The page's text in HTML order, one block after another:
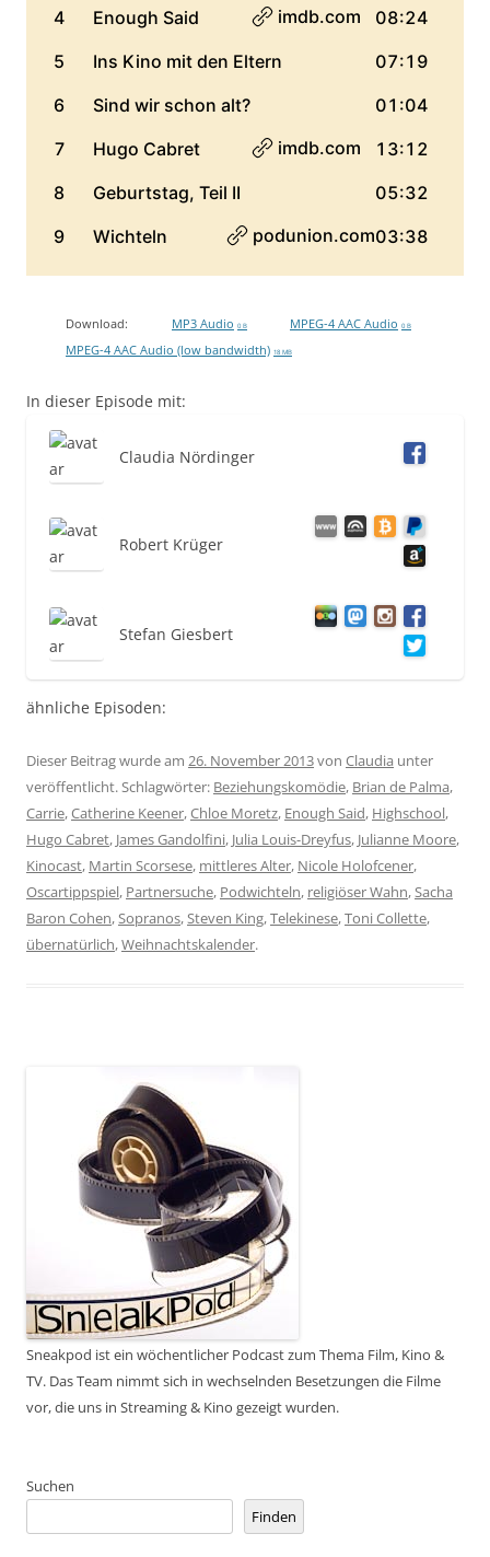
Download: MP3 Audio 0 B MPEG-4 AAC Audio 0 B
MPEG-4 AAC Audio (low bandwidth) 18 MB
In dieser Episode mit:
Claudia Nördinger
Robert Krüger
Stefan Giesbert
ähnliche Episoden:
Dieser Beitrag wurde am 26. November 2013von Claudia unter
veröffentlicht. Schlagwörter: Beziehungskomödie, Brian de Palma,
Carrie,Catherine Keener,Chloe Moretz, Enough Said, Highschool,
Hugo Cabret, James Gandolfini, Julia Louis-Dreyfus, Julianne Moore,
Kinocast, Martin Scorsese, mittleres Alter, Nicole Holofcener,
Oscartippspiel, Partnersuche, Podwichteln, religiöser Wahn,Sacha
Baron Cohen,Sopranos,Steven King,Telekinese,Toni Collette,
übernatürlich,Weihnachtskalender.
Sneakpod ist ein wöchentlicher Podcast zum Thema Film, Kino &
TV. Das Team nimmt sich in wechselnden Besetzungen die Filme
vor, die uns in Streaming & Kino gezeigt wurden.
Suchen
Finden